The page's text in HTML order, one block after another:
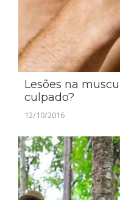
Lesões na
culpado?
12/10/2016